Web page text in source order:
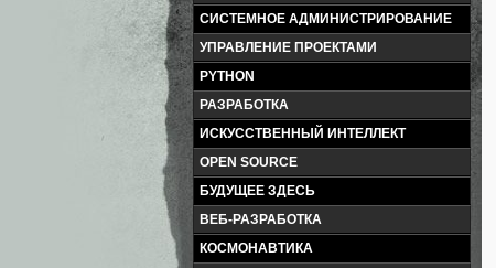
СИСТЕМНОЕ АДМИНИСТРИРОВАНИЕ
УПРАВЛЕНИЕ ПРОЕКТАМИ
PYTHON
РАЗРАБОТКА
ИСКУССТВЕННЫЙ ИНТЕЛЛЕКТ
OPEN SOURCE
БУДУЩЕЕ ЗДЕСЬ
ВЕБ-РАЗРАБОТКА
КОСМОНАВТИКА